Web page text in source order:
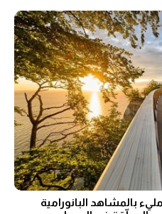
بالمشاهد البانورامية